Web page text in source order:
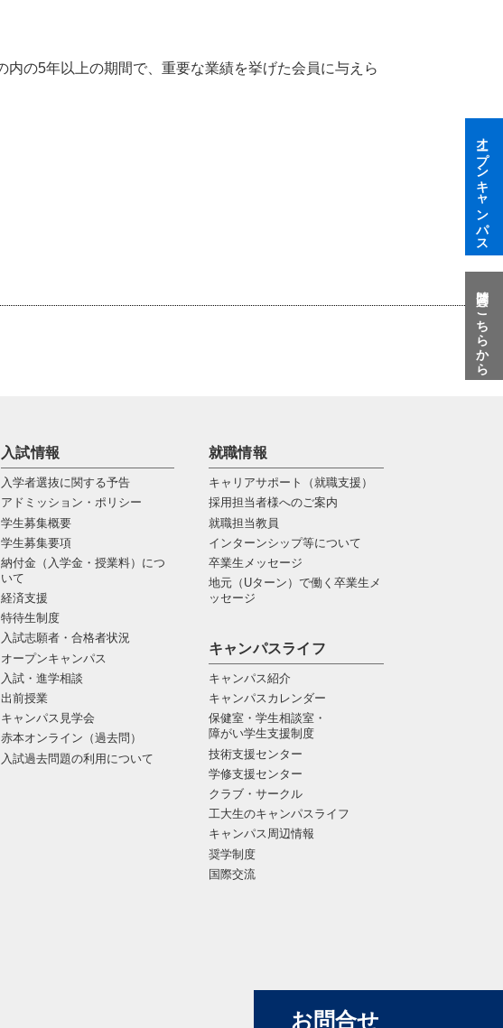
の5年以上の期間で、重要な業績を挙げた会員に与えら
入試情報
入学者選抜に関する予告
アドミッション・ポリシー
学生募集概要
学生募集要項
納付金（入学金・授業料）につ
いて
経済支援
特待生制度
入試志願者・合格者状況
オープンキャンパス
入試・進学相談
出前授業
キャンパス見学会
赤本オンライン（過去問）
入試過去問題の利用について
就職情報
キャリアサポート（就職支援）
採用担当者様へのご案内
就職担当教員
インターンシップ等について
卒業生メッセージ
地元（Uターン）で働く卒業生メ
ッセージ
キャンパスライフ
キャンパス紹介
キャンパスカレンダー
保健室・学生相談室・
障がい学生支援制度
技術支援センター
学修支援センター
クラブ・サークル
工大生のキャンパスライフ
キャンパス周辺情報
奨学制度
国際交流
お問合せ
オープンキャンパス
質問はこちらから